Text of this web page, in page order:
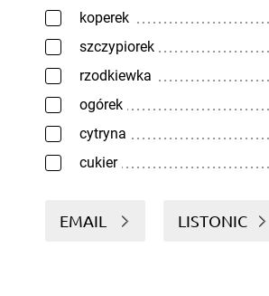
koperek
szczypiorek
rzodkiewka
ogórek
cytryna
cukier
EMAIL LISTONIC